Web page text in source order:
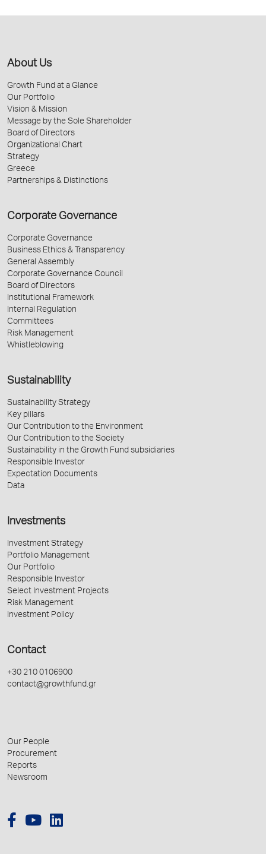
About Us
Growth Fund at a Glance
Our Portfolio
Vision & Mission
Message by the Sole Shareholder
Board of Directors
Organizational Chart
Strategy
Greece
Partnerships & Distinctions
Corporate Governance
Corporate Governance
Business Ethics & Transparency
General Assembly
Corporate Governance Council
Board of Directors
Institutional Framework
Internal Regulation
Committees
Risk Management
Whistleblowing
Sustainability
Sustainability Strategy
Key pillars
Our Contribution to the Environment
Our Contribution to the Society
Sustainability in the Growth Fund subsidiaries
Responsible Investor
Expectation Documents
Data
Investments
Investment Strategy
Portfolio Management
Our Portfolio
Responsible Investor
Select Investment Projects
Risk Management
Investment Policy
Contact
+30 210 0106900
contact@growthfund.gr
Our People
Procurement
Reports
Newsroom